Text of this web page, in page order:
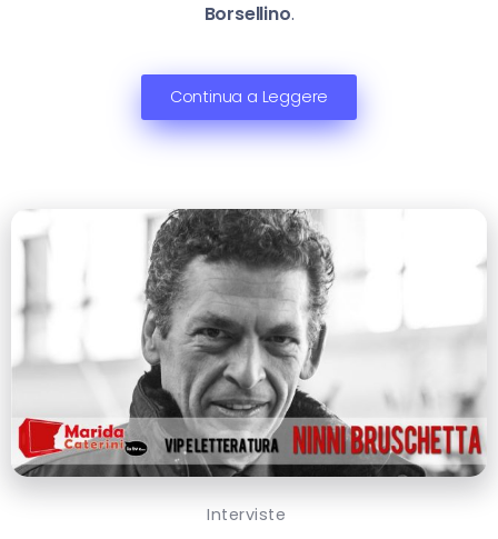
Borsellino.
Continua a Leggere
Interviste